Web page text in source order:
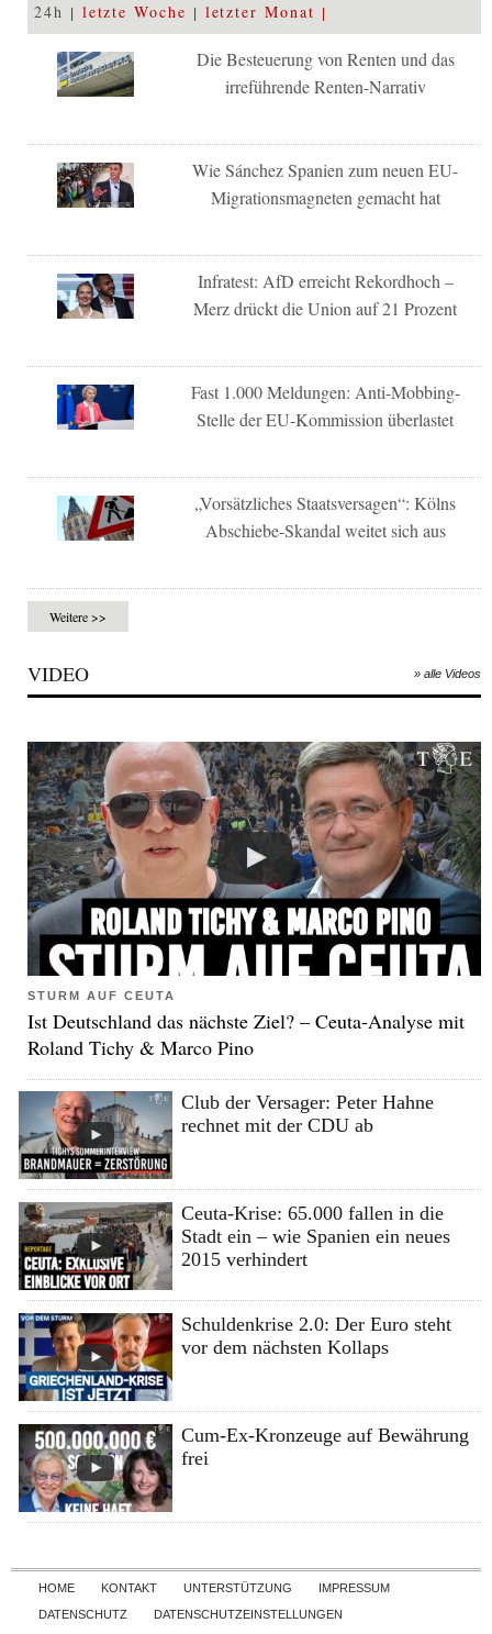
24h letzte Woche letzter Monat
Die Besteuerung von Renten und das
irreführende Renten-Narrativ
Wie Sánchez Spanien zum neuen EU-
Migrationsmagneten gemacht hat
Infratest: AfD erreicht Rekordhoch –
Merz drückt die Union auf 21 Prozent
Fast 1.000 Meldungen: Anti-Mobbing-
Stelle der EU-Kommission überlastet
„Vorsätzliches Staatsversagen“: Kölns
Abschiebe-Skandal weitet sich aus
Weitere >>
VIDEO » alle Videos
STURM AUF CEUTA
Ist Deutschland das nächste Ziel? – Ceuta-Analyse mit
Roland Tichy & Marco Pino
Club der Versager: Peter Hahne
rechnet mit der CDU ab
Ceuta-Krise: 65.000 fallen in die
Stadt ein – wie Spanien ein neues
2015 verhindert
Schuldenkrise 2.0: Der Euro steht
vor dem nächsten Kollaps
Cum-Ex-Kronzeuge auf Bewährung
frei
Skip to content
HOME KONTAKT UNTERSTÜTZUNG
IMPRESSUM
DATENSCHUTZ
DATENSCHUTZEINSTELLUNGEN